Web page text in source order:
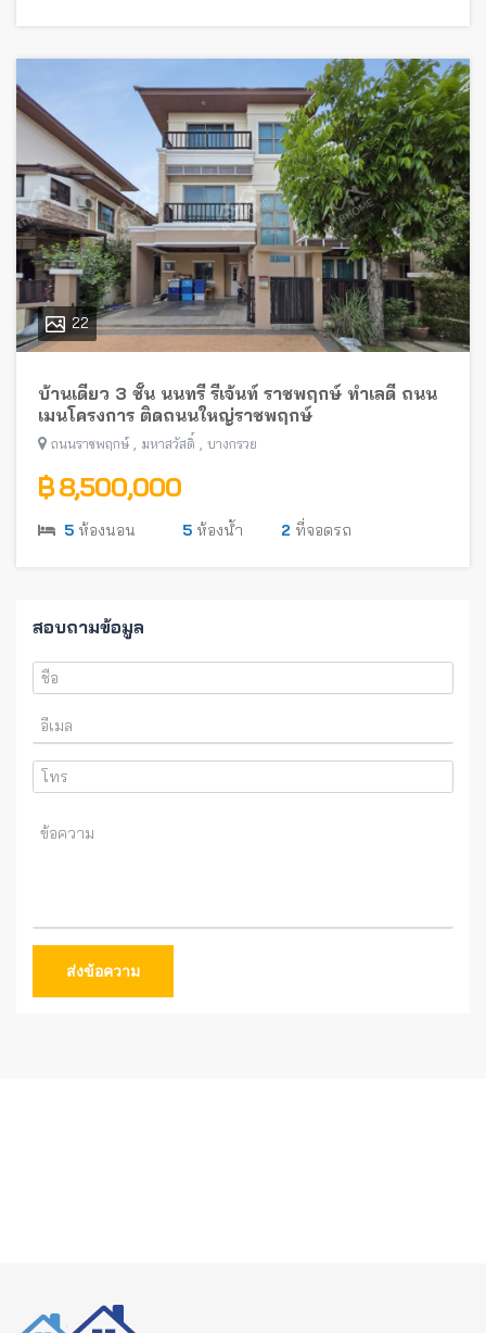
22
บ้านเดี่ยว 3 ชั้น นนทรี รีเจ้นท์ ราชพฤกษ์ ทำเลดี ถนน
เมนโครงการ ติดถนนใหญ่ราชพฤกษ์
ถนนราชพฤกษ์ มหาสวัสดิ์ บางกรวย
฿ 8,500,000
5 ห้องนอน 5 ห้องน้ำ 2 ที่จอดรถ
สอบถามข้อมูล
ส่งข้อความ